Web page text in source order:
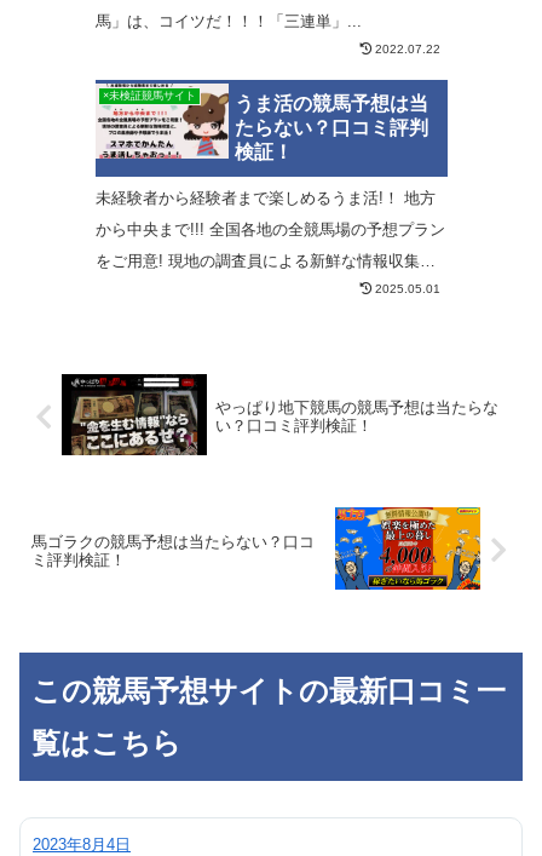
馬」は、コイツだ！！！「三連単」...
2022.07.22
×未検証競馬サイト
うま活の競馬予想は当
たらない？口コミ評判
検証！
未経験者から経験者まで楽しめるうま活!！ 地方
から中央まで!!! 全国各地の全競馬場の予想プラン
をご用意! 現地の調査員による新鮮な情報収集
と、プロの馬券師や予想師でうま活! スマホでか
2025.05.01
やっぱり地下競馬の競馬予想は当たらな
い？口コミ評判検証！
馬ゴラクの競馬予想は当たらない？口コ
ミ評判検証！
この競馬予想サイトの最新口コミ一
覧はこちら
2023年8月4日